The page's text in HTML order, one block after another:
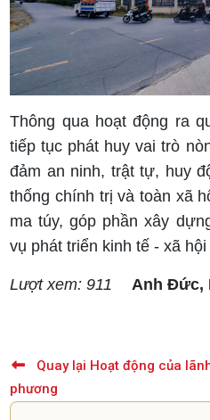
Thông qua hoạt động ra
tiếp tục phát huy vai trò
đảm an ninh, trật tự, huy
thống chính trị và toàn xã
ma túy, góp phần xây
vụ phát triển kinh tế - xã
Lượt xem: 911 Anh Đức,
Quay lại Hoạt động của
phương